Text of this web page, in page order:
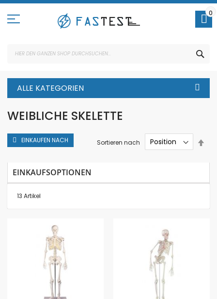
Direkt
Inhalt
0
ALLE KATEGORIEN
WEIBLICHE SKELETTE
13 Artikel
Sortieren nach
EINKAUFEN NACH
EINKAUFSOPTIONEN